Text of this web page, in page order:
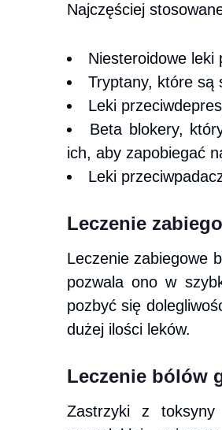
Najczęściej
Niesteroidowe leki
Tryptany, które są
Leki
Beta blokery,
ich, aby zapobiegać
Leki
Leczenie
Leczenie zabiegowe
pozwala ono w
pozbyć się
dużej ilości leków.
Leczenie bólów
Zastrzyki z